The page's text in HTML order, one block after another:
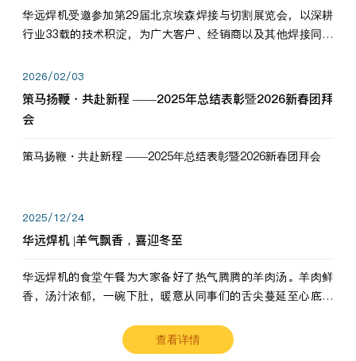
华远焊机受邀参加第29届北京埃森焊接与切割展览会，以深耕
行业33载的技术积淀，为广大客户、经销商以及其他焊接同仁
2026/02/03
策马扬鞭・共赴新程 ——2025年总结表彰暨2026新春团拜
会
策马扬鞭・共赴新程 ——2025年总结表彰暨2026新春团拜会
2025/12/24
华远焊机 |羊气飘香，喜迎冬至
华远焊机的食堂午餐为大家备好了热气腾腾的羊肉汤。羊肉鲜
香，汤汁浓郁，一碗下肚，暖意从同事们的舌尖蔓延至心底。
查看详情